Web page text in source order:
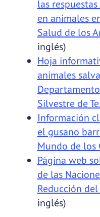
las
en animales
Salud de los
inglés)
Hoja
animales
Silvestre de
Información
el gusano
Mundo de los
Página web
de las
Reducción
inglés)